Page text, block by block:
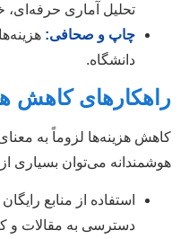
تحلیل آماری
چاپ و صحافی:
دانشگاه.
راهکارهای کاهش
کاهش هزینه‌ها لزوماً به
هوشمندانه می‌توان بسیاری
استفاده از منابع
دسترسی به مقالات و